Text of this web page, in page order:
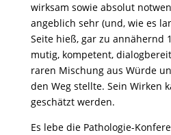
wirksam sowie absolut
angeblich sehr (und, wie es
Seite hieß, gar zu annähernd
mutig, kompetent,
raren Mischung aus Würde
den Weg stellte. Sein Wirken
geschätzt werden.
Es lebe die Pathologie-